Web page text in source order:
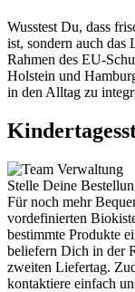
Wusstest Du, dass
ist, sondern auch
Rahmen des EU-
Holstein und
in den Alltag zu
Stelle Deine
Für noch mehr
vordefinierten
bestimmte Produkte
beliefern Dich in der
zweiten Liefertag.
kontaktiere einfach